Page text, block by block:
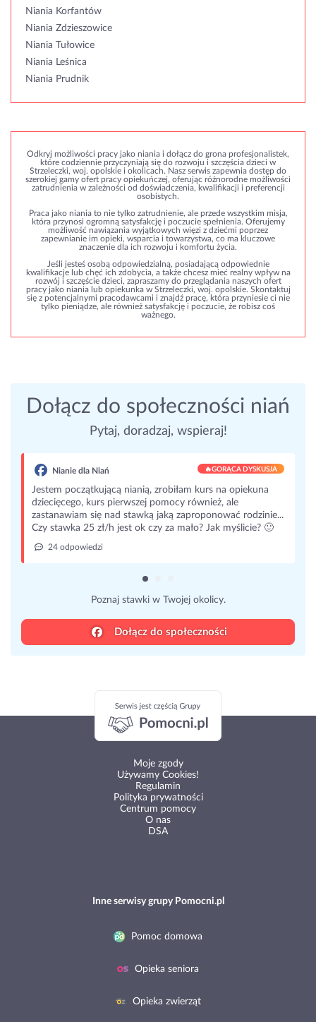
Niania Korfantów
Niania Zdzieszowice
Niania Tułowice
Niania Leśnica
Niania Prudnik
Odkryj możliwości pracy jako niania i dołącz do grona profesjonalistek,
które codziennie przyczyniają się do rozwoju i szczęścia dzieci w
Strzeleczki, woj. opolskie i okolicach. Nasz serwis zapewnia dostęp do
szerokiej gamy ofert pracy opiekuńczej, oferując różnorodne możliwości
zatrudnienia w zależności od doświadczenia, kwalifikacji i preferencji
osobistych.
Praca jako niania to nie tylko zatrudnienie, ale przede wszystkim misja,
która przynosi ogromną satysfakcję i poczucie spełnienia. Oferujemy
możliwość nawiązania wyjątkowych więzi z dziećmi poprzez
zapewnianie im opieki, wsparcia i towarzystwa, co ma kluczowe
znaczenie dla ich rozwoju i komfortu życia.
Jeśli jesteś osobą odpowiedzialną, posiadającą odpowiednie
kwalifikacje lub chęć ich zdobycia, a także chcesz mieć realny wpływ na
rozwój i szczęście dzieci, zapraszamy do przeglądania naszych ofert
pracy jako niania lub opiekunka w Strzeleczki, woj. opolskie. Skontaktuj
się z potencjalnymi pracodawcami i znajdź pracę, która przyniesie ci nie
tylko pieniądze, ale również satysfakcję i poczucie, że robisz coś
ważnego.
Dołącz do społeczności niań
Pytaj, doradzaj, wspieraj!
Nianie dla Niań GORĄCA DYSKUSJA
początkującą nianią, zrobiłam kurs na opiekuna
kurs pierwszej pomocy również, ale
się nad stawką jaką zaproponować rodzinie...
stawka 25 zł/h jest ok czy za mało? Jak myślicie? 🙂
24 odpowiedzi
Poznaj stawki w Twojej okolicy.
Dołącz do społeczności
Moje zgody
Używamy Cookies!
Regulamin
Polityka prywatności
Centrum pomocy
O nas
DSA
Inne serwisy grupy Pomocni.pl
Pomoc domowa
Opieka seniora
Opieka zwierząt